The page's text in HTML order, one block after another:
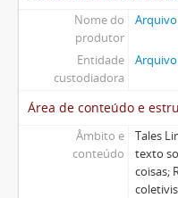
Nome do
produtor
Entidade
custodiadora
Arquivo
Área de conteúdo e
Âmbito e
conteúdo
Tales
texto
coisas;